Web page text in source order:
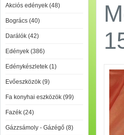
Akciós edények (48)
Bogrács (40)
Darálók (42)
Edények (386)
Edénykészletek (1)
Evőeszközök (9)
Fa konyhai eszközök (99)
Fazék (24)
Gázzsámoly - Gázégő (8)